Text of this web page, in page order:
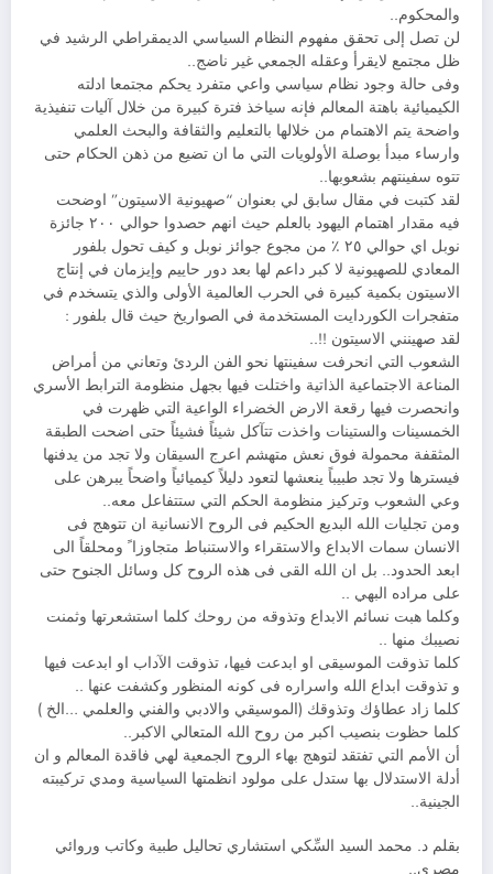
والمحكوم..
لن تصل إلى تحقق مفهوم النظام السياسي الديمقراطي الرشيد في
ظل مجتمع لايقرأ وعقله الجمعي غير ناضج..
وفى حالة وجود نظام سياسي واعي متفرد يحكم مجتمعا ادلته
الكيميائية باهتة المعالم فإنه سياخذ فترة كبيرة من خلال آليات تنفيذية
واضحة يتم الاهتمام من خلالها بالتعليم والثقافة والبحث العلمي
وارساء مبدأ بوصلة الأولويات التي ما ان تضيع من ذهن الحكام حتى
تتوه سفينتهم بشعوبها..
لقد كتبت في مقال سابق لي بعنوان “صهيونية الاسيتون” اوضحت
فيه مقدار اهتمام اليهود بالعلم حيث انهم حصدوا حوالي ٢٠٠ جائزة
نوبل اي حوالي ٢٥ ٪ من مجوع جوائز نوبل و كيف تحول بلفور
المعادي للصهيونية لا كبر داعم لها بعد دور حاييم وإيزمان في إنتاج
الاسيتون بكمية كبيرة في الحرب العالمية الأولى والذي يتسخدم في
متفجرات الكوردايت المستخدمة في الصواريخ حيث قال بلفور :
لقد صهينني الاسيتون !!..
الشعوب التي انحرفت سفينتها نحو الفن الردئ وتعاني من أمراض
المناعة الاجتماعية الذاتية واختلت فيها بجهل منظومة الترابط الأسري
وانحصرت فيها رقعة الارض الخضراء الواعية التي ظهرت في
الخمسينات والستينات واخذت تتآكل شيئاً فشيئاً حتى اضحت الطبقة
المثقفة محمولة فوق نعش متهشم اعرج السيقان ولا تجد من يدفنها
فيسترها ولا تجد طبيباً ينعشها لتعود دليلاً كيميائياً واضحاً يبرهن على
وعي الشعوب وتركيز منظومة الحكم التي ستتفاعل معه..
ومن تجليات الله البديع الحكيم فى الروح الانسانية ان تتوهج فى
الانسان سمات الابداع والاستقراء والاستنباط متجاوزا ً ومحلقاً الى
ابعد الحدود.. بل ان الله القى فى هذه الروح كل وسائل الجنوح حتى
على مراده البهي ..
وكلما هبت نسائم الابداع وتذوقه من روحك كلما استشعرتها وثمنت
نصيبك منها ..
كلما تذوقت الموسيقى او ابدعت فيها، تذوقت الآداب او ابدعت فيها
و تذوقت ابداع الله واسراره فى كونه المنظور وكشفت عنها ..
كلما زاد عطاؤك وتذوقك (الموسيقي والادبي والفني والعلمي …الخ )
كلما حظوت بنصيب اكبر من روح الله المتعالي الاكبر..
أن الأمم التي تفتقد لتوهج بهاء الروح الجمعية لهي فاقدة المعالم و ان
أدلة الاستدلال بها ستدل على مولود انظمتها السياسية ومدي تركيبته
الجينية..
بقلم د. محمد السيد السِّكي استشاري تحاليل طبية وكاتب وروائي
مصري..